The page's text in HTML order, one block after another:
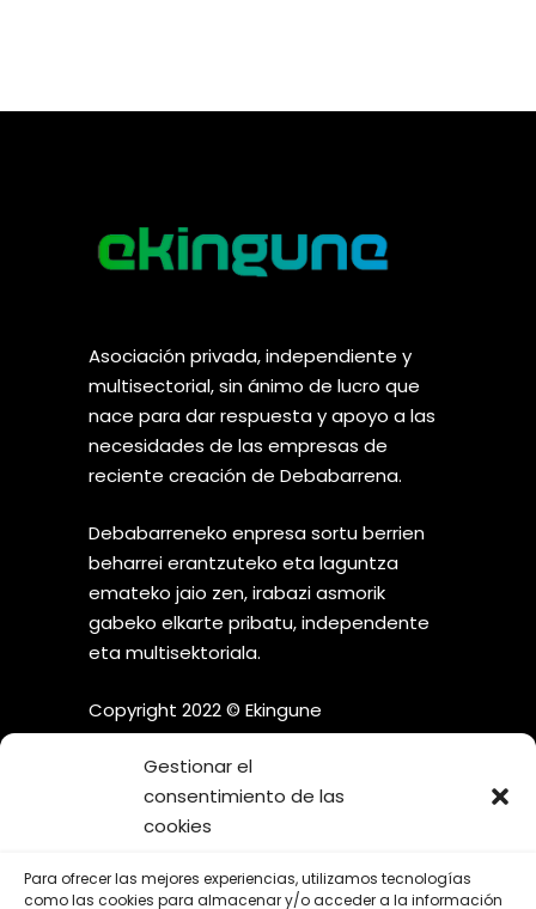
Gestionar el
consentimiento de las
cookies
Para ofrecer las mejores experiencias, utilizamos tecnologías
como las cookies para almacenar y/o acceder a la información
Asociación privada, independiente y
multisectorial, sin ánimo de lucro que
nace para dar respuesta y apoyo a las
necesidades de las empresas de
reciente creación de Debabarrena.
Debabarreneko enpresa sortu berrien
beharrei erantzuteko eta laguntza
emateko jaio zen, irabazi asmorik
gabeko elkarte pribatu, independente
eta multisektoriala.
Copyright 2022 © Ekingune
¡SÍGUENOS EN LAS REDES